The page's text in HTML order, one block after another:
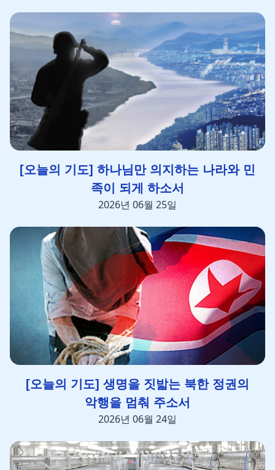
[오늘의 기도] 하나님만 의지하는 나라와 민
족이 되게 하소서
2026년 06월 25일
[오늘의 기도] 생명을 짓밟는 북한 정권의
악행을 멈춰 주소서
2026년 06월 24일